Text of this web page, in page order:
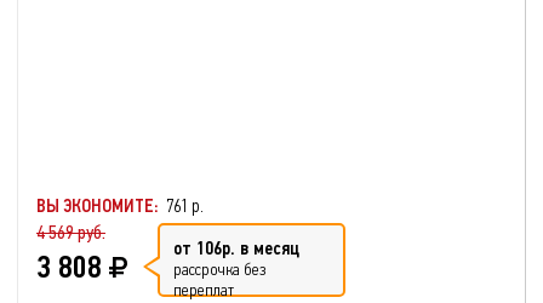
ВЫ ЭКОНОМИТЕ: 761 р.
4 569 руб.
3 808 от 106р. в месяц
рассрочка без
переплат